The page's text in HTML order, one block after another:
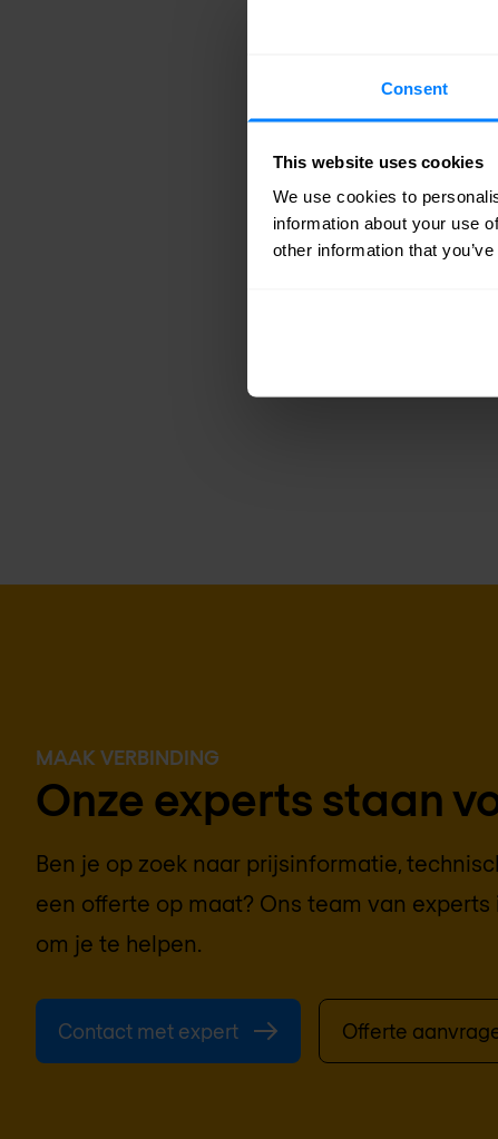
Consent
This website uses cookies
We use cookies to
information about your use
other information that
MAAK VERBINDING
Onze experts staan
Ben je op zoek naar prijsinformatie,
een offerte op maat? Ons team van experts
om je te helpen.
Contact met expert Offerte